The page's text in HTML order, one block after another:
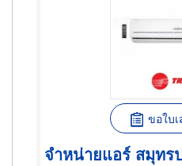
ขอใบ
จำหน่ายแอร์ สมุทร